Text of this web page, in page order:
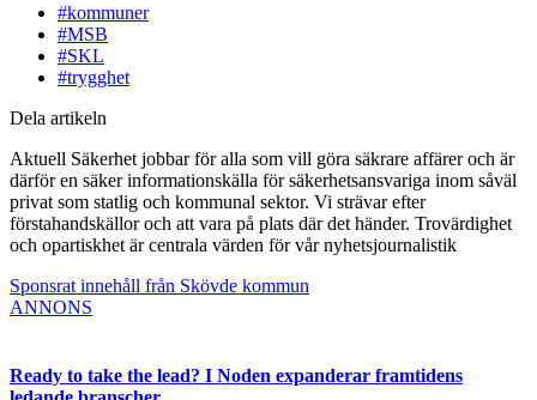
#kommuner
#MSB
#SKL
#trygghet
Dela artikeln
Aktuell Säkerhet jobbar för alla som vill göra säkrare affärer och är
därför en säker informationskälla för säkerhetsansvariga inom såväl
privat som statlig och kommunal sektor. Vi strävar efter
förstahandskällor och att vara på plats där det händer. Trovärdighet
och opartiskhet är centrala värden för vår nyhetsjournalistik
Sponsrat innehåll från Skövde kommun
ANNONS
Ready to take the lead? I Noden expanderar framtidens